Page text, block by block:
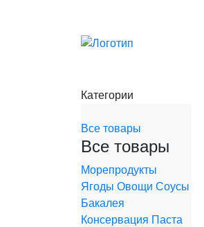
Категории
Все товары
Все товары
Морепродукты
Ягоды Овощи Соусы
Бакалея
Консервация Паста